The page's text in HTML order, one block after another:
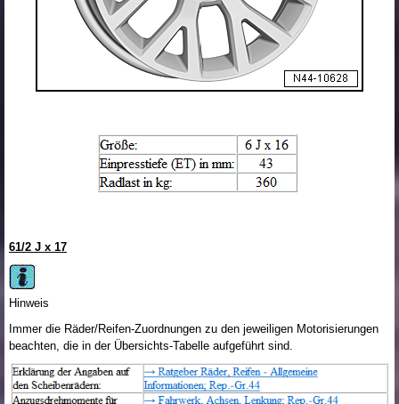
61/2 J x 17
Hinweis
Immer die Räder/Reifen-Zuordnungen zu den jeweiligen Motorisierungen
beachten, die in der Übersichts-Tabelle aufgeführt sind.